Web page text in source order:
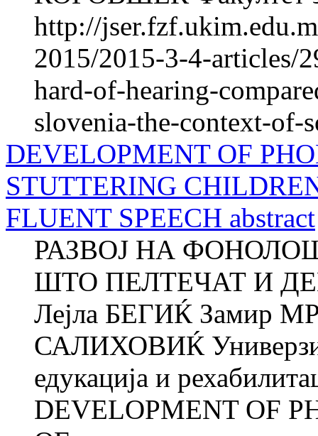
http://
2015/2015-3-4-articles/
hard-of-hearing-
slovenia-the-context-of-
DEVELOPMENT OF
STUTTERING
FLUENT SPEECH abstract
РАЗВОЈ НА
ШТО ПЕЛТЕЧАТ И
Лејла БЕГИЌ Замир
САЛИХОВИЌ
едукација и
DEVELOPMENT OF